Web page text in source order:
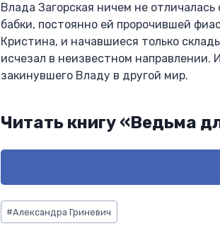
Влада Загорская ничем не
бабки, постоянно ей пророчившей
Кристина, и начавшиеся только
исчезал в неизвестном направлении.
закинувшего Владу в другой мир.
Читать книгу «Ведьма
Метки
записи:
#Александра Гриневич